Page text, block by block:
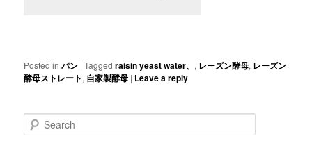
Posted in パン |Tagged raisin yeast water、 , レーズン酵母, レーズン
酵母ストレート, 自家製酵母 | Leave a reply
Search